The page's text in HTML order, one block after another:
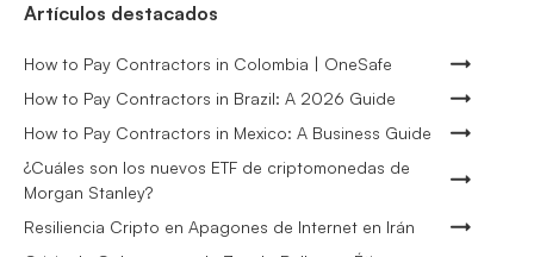
Artículos destacados
How to Pay Contractors in Colombia | OneSafe
How to Pay Contractors in Brazil: A 2026 Guide
How to Pay Contractors in Mexico: A Business Guide
¿Cuáles son los nuevos ETF de criptomonedas de
Morgan Stanley?
Resiliencia Cripto en Apagones de Internet en Irán